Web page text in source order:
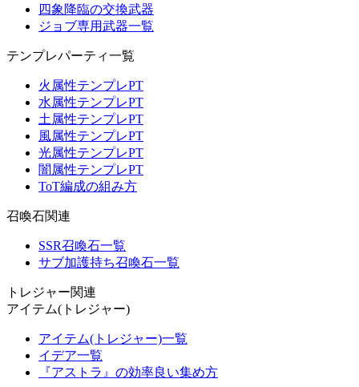
四象降臨の交換武器
ジョブ専用武器一覧
テンプレパーティ一覧
火属性テンプレPT
水属性テンプレPT
土属性テンプレPT
風属性テンプレPT
光属性テンプレPT
闇属性テンプレPT
ToT編成の組み方
召喚石関連
SSR召喚石一覧
サブ加護持ち召喚石一覧
トレジャー関連
アイテム(トレジャー)
アイテム(トレジャー)一覧
イデア一覧
『アストラ』の効率良い集め方